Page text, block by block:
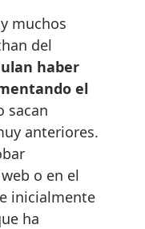
muchos
del
haber
el
sacan
anteriores.
o en el
inicialmente
ha